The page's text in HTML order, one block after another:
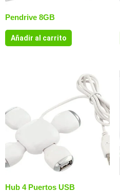
Pendrive 8GB
Añadir al carrito
Hub 4 Puertos USB